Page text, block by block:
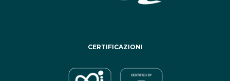
CERTIFICAZIONI